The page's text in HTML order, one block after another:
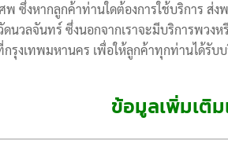
พ ซึ่งหากลูกค้าท่านใดต้องการใช้บริการ ส่
ดนวลจันทร์ ซึ่งนอกจากเราจะมีบริการพวง
รุงเทพมหานคร เพื่อให้ลูกค้าทุกท่านได้รับ
ข้อมูลเพิ่มเติ